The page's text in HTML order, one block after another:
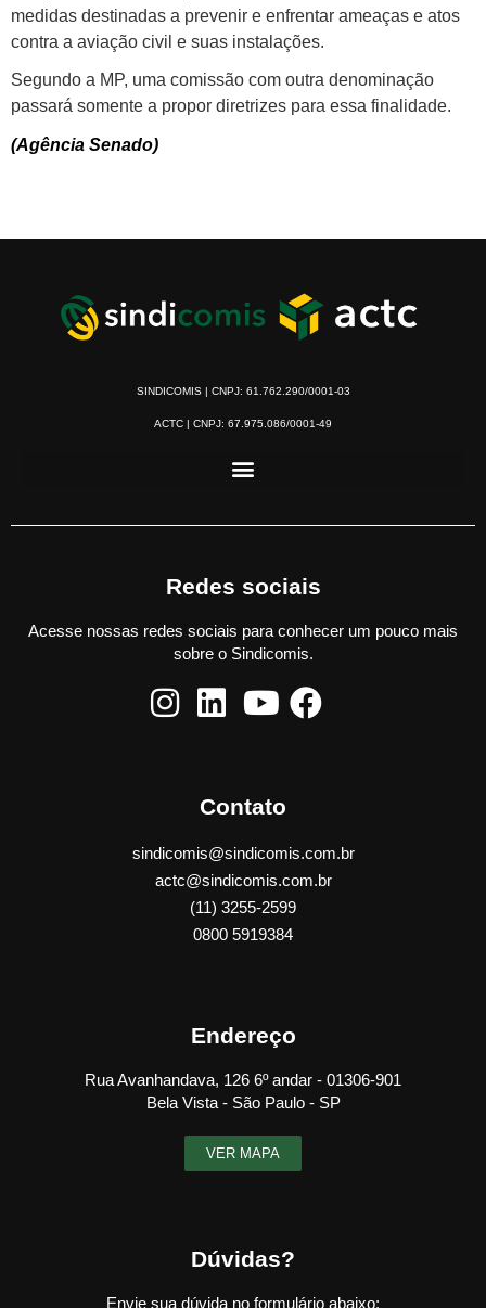
medidas destinadas a prevenir e enfrentar ameaças e atos
contra a aviação civil e suas instalações.
Segundo a MP, uma comissão com outra denominação
passará somente a propor diretrizes para essa finalidade.
(Agência Senado)
SINDICOMIS | CNPJ: 61.762.290/0001-03
ACTC | CNPJ: 67.975.086/0001-49
Redes sociais
Acesse nossas redes sociais para conhecer um pouco mais
sobre o Sindicomis.
Contato
sindicomis@sindicomis.com.br
actc@sindicomis.com.br
(11) 3255-2599
0800 5919384
Endereço
Rua Avanhandava, 126 6º andar - 01306-901
Bela Vista - São Paulo - SP
VER MAPA
Dúvidas?
Envie sua dúvida no formulário abaixo: